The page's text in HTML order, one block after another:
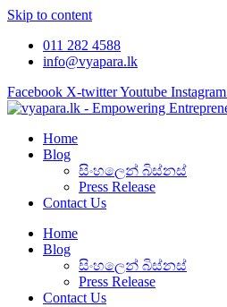
Skip to content
011 282 4588
info@vyapara.lk
Facebook X-twitterYoutube Instagram
Home
Blog
සිංහලෙන් බිස්නස්
Press Release
Contact Us
Home
Blog
සිංහලෙන් බිස්නස්
Press Release
Contact Us